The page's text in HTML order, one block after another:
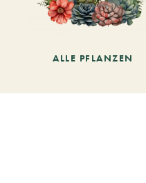
ALLE PFLANZEN